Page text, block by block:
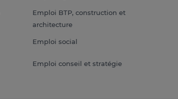
Emploi BTP, construction et
architecture
Emploi social
Emploi conseil et stratégie